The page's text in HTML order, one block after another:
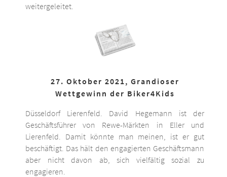
weitergeleitet.
27. Oktober 2021, Grandioser
Wettgewinn der Biker4Kids
Düsseldorf Lierenfeld. David Hegemann ist der
Geschäftsführer von Rewe-Märkten in Eller und
Lierenfeld. Damit könnte man meinen, ist er gut
beschäftigt. Das hält den engagierten Geschäftsmann
aber nicht davon ab, sich vielfältig sozial zu
engagieren.